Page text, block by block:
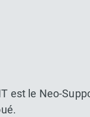
est le Neo-